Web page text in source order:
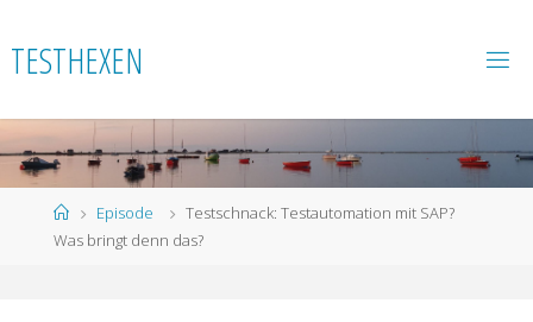
to
content
TESTHEXEN
HomeEpisode
Testschnack: Testautomation mit SAP?
Was bringt denn das?